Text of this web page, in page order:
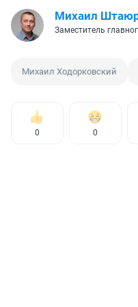
Михаил
Заместитель
Михаил Ходорковский
0 0